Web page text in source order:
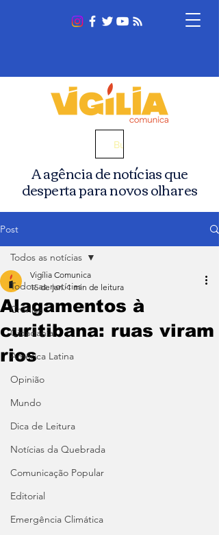
A agência de notícias que
desperta para novos olhares
Busca
Post
Todos as notícias
Crônica
Cidadania
América Latina
Opinião
Mundo
Dica de Leitura
Notícias da Quebrada
Comunicação Popular
Editorial
Emergência Climática
Todos as notícias
Alagamentos à
curitibana: ruas viram
rios
Vigília Comunica
15 de jan. 1 min de leitura